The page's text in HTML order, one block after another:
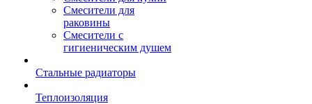
Смесители для
раковины
Смесители с
гигиеническим душем
Стальные радиаторы
Теплоизоляция